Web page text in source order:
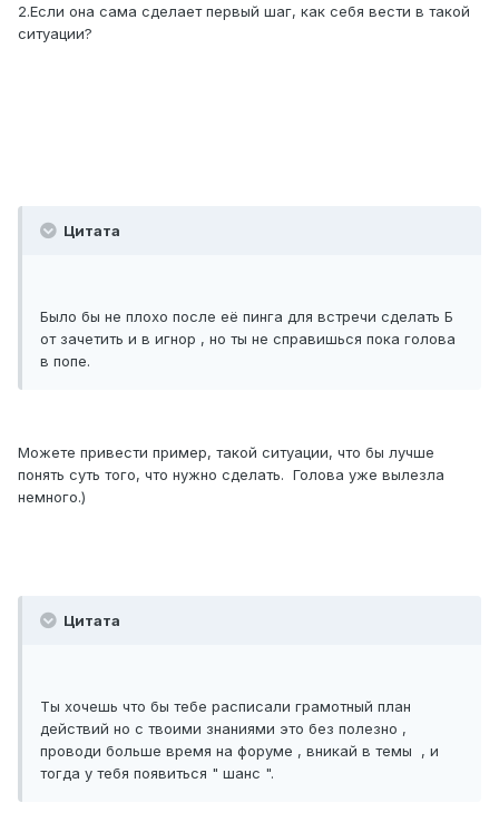
2.Если она сама сделает первый шаг, как себя вести в такой
ситуации?
Цитата
Было бы не плохо после её пинга для встречи сделать Б
от зачетить и в игнор , но ты не справишься пока голова
в попе.
Можете привести пример, такой ситуации, что бы лучше
понять суть того, что нужно сделать. Голова уже вылезла
немного.)
Цитата
Ты хочешь что бы тебе расписали грамотный план
действий но с твоими знаниями это без полезно ,
проводи больше время на форуме , вникай в темы , и
тогда у тебя появиться " шанс ".